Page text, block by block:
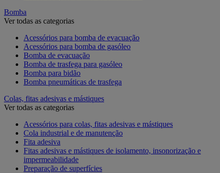
Bomba
Ver todas as categorias
Acessórios para bomba de evacuação
Acessórios para bomba de gasóleo
Bomba de evacuação
Bomba de trasfega para gasóleo
Bomba para bidão
Bomba pneumáticas de trasfega
Colas, fitas adesivas e mástiques
Ver todas as categorias
Acessórios para colas, fitas adesivas e mástiques
Cola industrial e de manutenção
Fita adesiva
Fitas adesivas e mástiques de isolamento, insonorização e
impermeabilidade
Preparação de superfícies